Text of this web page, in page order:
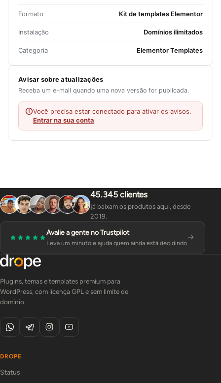
Formato Kit de templates Elementor
Instalação Domínios ilimitados
Categoria Elementor Templates
Avisar sobre atualizações
Receba um e-mail quando uma nova versão for publicada.
Você precisa estar conectado para ativar os avisos.
Entrar na sua conta
45.345 clientes
já baixam os produtos aqui, desde
2019.
Avalie a gente no Trustpilot
Leva um minuto e ajuda quem ainda está decidindo
Plugins, temas e templates premium para
WordPress, com licença GPL e sem limite de
domínio.
DROPE
Status